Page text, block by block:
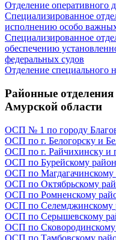
Отделение оперативного
Специализированное
исполнению особо
Специализированное
обеспечению
федеральных судов
Отделение специального
Районные
Амурской области
ОСП № 1 по городу
ОСП по г. Белогорску и
ОСП по г. Райчихинску и
ОСП по Бурейскому
ОСП по Магдагачинскому
ОСП по Октябрьскому
ОСП по Ромненскому
ОСП по Селемджинскому
ОСП по Серышевскому
ОСП по Сковородинскому
ОСП по Тамбовскому